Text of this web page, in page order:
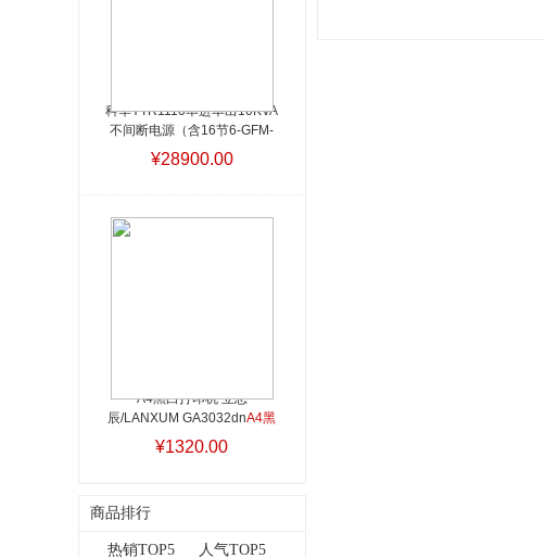
科华YTR1110单进单出10KVA
不间断电源（含16节6-GFM-
100-YT科华电池，12V-
100AH，C16丰创电池柜1
¥28900.00
A4黑白打印机 立思
辰/LANXUM GA3032dnA4黑
白打印机 立思辰/LANXUM
GA3032dn
¥1320.00
商品排行
热销TOP5 人气TOP5